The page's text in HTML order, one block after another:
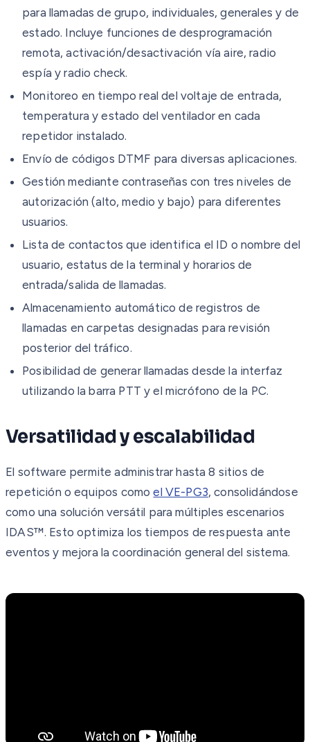
para llamadas de grupo, individuales, generales y de
estado. Incluye funciones de desprogramación
remota, activación/desactivación vía aire, radio
espía y radio check.
Monitoreo en tiempo real del voltaje de entrada,
temperatura y estado del ventilador en cada
repetidor instalado.
Envío de códigos DTMF para diversas aplicaciones.
Gestión mediante contraseñas con tres niveles de
autorización (alto, medio y bajo) para diferentes
usuarios.
Lista de contactos que identifica el ID o nombre del
usuario, estatus de la terminal y horarios de
entrada/salida de llamadas.
Almacenamiento automático de registros de
llamadas en carpetas designadas para revisión
posterior del tráfico.
Posibilidad de generar llamadas desde la interfaz
utilizando la barra PTT y el micrófono de la PC.
Versatilidad y escalabilidad
El software permite administrar hasta 8 sitios de
repetición o equipos comoel VE-PG3, consolidándose
como una solución versátil para múltiples escenarios
IDAS™. Esto optimiza los tiempos de respuesta ante
eventos y mejora la coordinación general del sistema.